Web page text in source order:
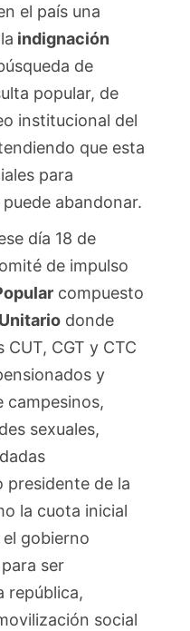
el país una
indignación
de
popular, de
institucional del
que esta
para
abandonar.
día 18 de
de impulso
compuesto
donde
CGT y CTC
y
campesinos,
sexuales,
presidente de la
la cuota inicial
gobierno
ser
república,
social